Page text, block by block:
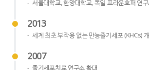
서울대학교, 한양대학교, 독일 프라운호퍼 연
2013
세계 최초 부작용 없는 만능줄기세포 (KHCs)
2007
줄기세포치료 연구소 확대